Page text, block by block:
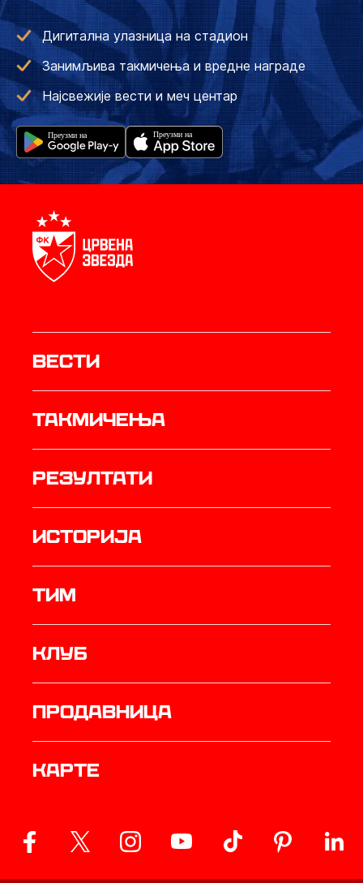
Дигитална улазница на стадион
Занимљива такмичења и вредне награде
Најсвежије вести и меч центар
Вести
Такмичења
резултати
историја
ТИМ
Клуб
продавница
Карте